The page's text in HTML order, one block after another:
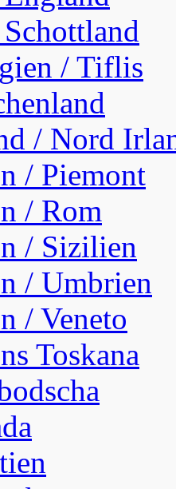
/ Tiflis
/ Nord
/ Piemont
/ Rom
/ Sizilien
/ Umbrien
/ Veneto
Toskana